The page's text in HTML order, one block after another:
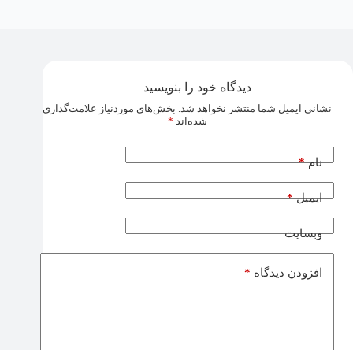
دیدگاه خود را بنویسید
نشانی ایمیل شما منتشر نخواهد شد. بخش‌های موردنیاز علامت‌گذاری
شده‌اند *
نام*
ایمیل*
وبسایت
افزودن دیدگاه *